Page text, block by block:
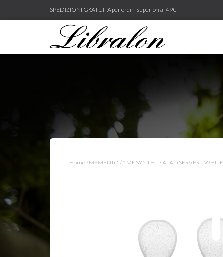
SPEDIZIONI GRATUITA per ordini superiori ai 49€
Home / MEMENTO / * ME SYNTH – SALAD SERVER – WHITE